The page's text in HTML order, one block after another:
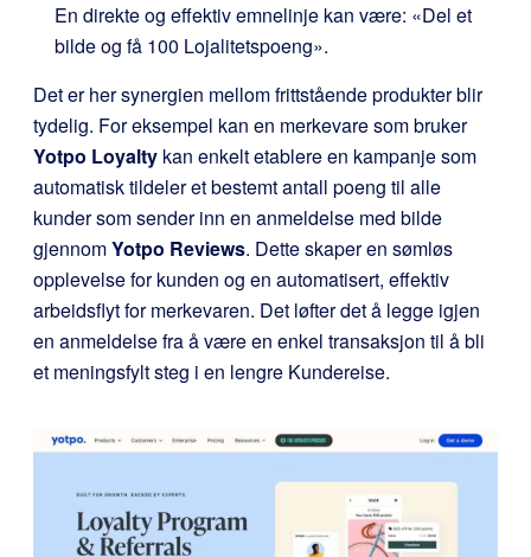
En direkte og effektiv emnelinje kan være: «Del et
bilde og få 100 Lojalitetspoeng».
Det er her synergien mellom frittstående produkter blir
tydelig. For eksempel kan en merkevare som bruker
Yotpo Loyalty kan enkelt etablere en kampanje som
automatisk tildeler et bestemt antall poeng til alle
kunder som sender inn en anmeldelse med bilde
gjennomYotpo Reviews. Dette skaper en sømløs
opplevelse for kunden og en automatisert, effektiv
arbeidsflyt for merkevaren. Det løfter det å legge igjen
en anmeldelse fra å være en enkel transaksjon til å bli
et meningsfylt steg i en lengre Kundereise.